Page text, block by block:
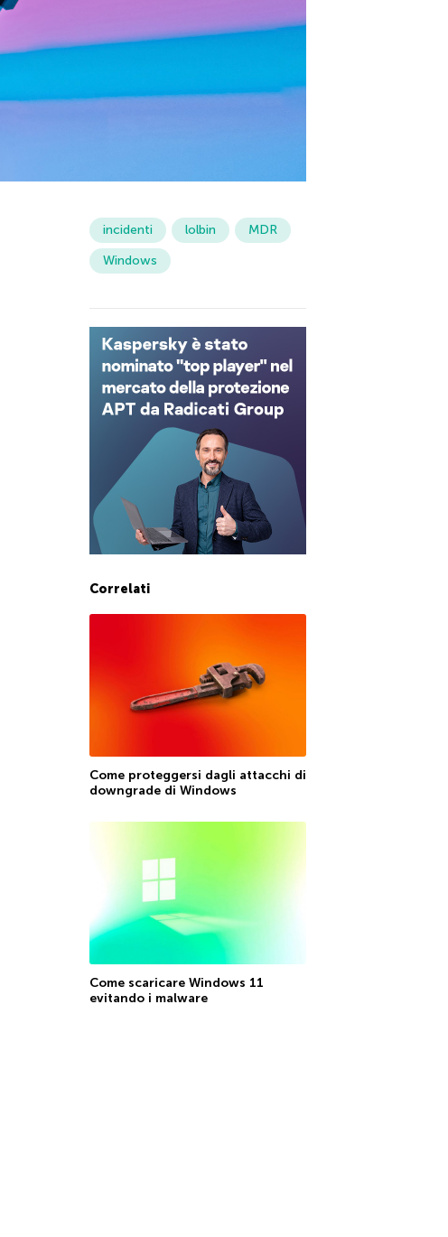
incidenti lolbin
MDR
Windows
Correlati
Come proteggersi dagli attacchi di
downgrade di Windows
Come scaricare Windows 11
evitando i malware